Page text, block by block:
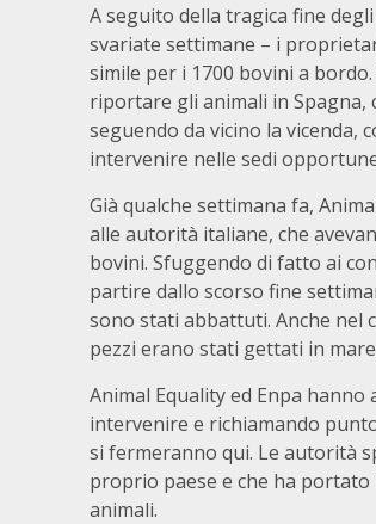
A seguito della tragica fine
svariate settimane – i
simile per i 1700 bovini a
riportare gli animali in Spagna,
seguendo da vicino la
intervenire nelle sedi
Già qualche settimana fa,
alle autorità italiane, che
bovini. Sfuggendo di fatto ai
partire dallo scorso fine
sono stati abbattuti. Anche nel
pezzi erano stati gettati in
Animal Equality ed Enpa
intervenire e richiamando
si fermeranno qui. Le autorità
proprio paese e che ha
animali.